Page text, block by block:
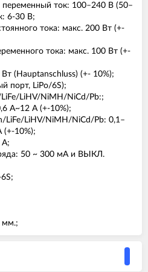
ток: 100–240 В (50–
6-30 В;
тока: макс. 200 Вт (+-
тока: макс. 100 Вт (+-
(Hauptanschluss) (+- 10%);
порт, LiPo/6S);
LiFe/LiHV/NiMH/NiCd/Pb:;
А~12 А (+-10%);
LiFe/LiHV/NiMH/NiCd/Pb: 0,1–
(+-10%);
А;
50 ~ 300 мА и ВЫКЛ.
мм.;